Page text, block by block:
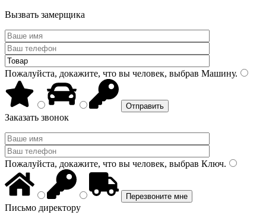
Вызвать замерщика
Пожалуйста, докажите, что вы человек, выбрав Машину.
Заказать звонок
Пожалуйста, докажите, что вы человек, выбрав Ключ.
Письмо директору